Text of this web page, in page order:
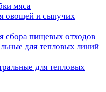
мяса
овощей и сыпучих
сбора пищевых отходов
для тепловых линий
для тепловых